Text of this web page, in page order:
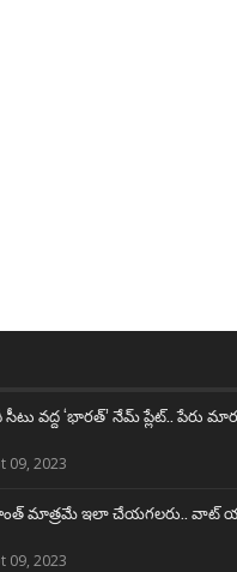
వద్ద ‘భారత్’ నేమ్ ప్లేట్‌.. పేరు
09, 2023
మాత్రమే ఇలా చేయగలరు..
09, 2023